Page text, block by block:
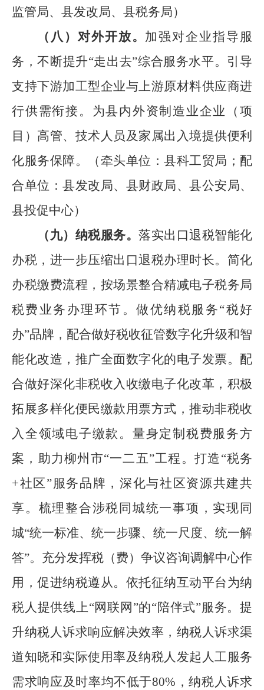
监管局、 县发改局、 县税务局）
（ 八 ） 对外开放。 加强对企业指导服
务，不断提升“走出去”综合服务水平。引导
支持下游加工型企业与上游原材料供应商进
行供需衔接。为县内外资制造业企业（项
目）高管、技术人员及家属出入境提供便利
化服务保障。
（牵头单位：县科工贸局 ； 配
合单位：县发改局、 县财政局、 县公安局、
县投促中心）
（九） 纳税服务。 落实出口退税智能化
办税，进一步压缩出口退税办理时长。 简化
办税缴费流程，按场景整合精减电子税务局
税费业务办理环节。做优纳税服务“税好
办”品牌 ，配合做好税收征管数字化升级和智
能化改造，推广全面数字化的电子发票。配
合做好深化非税收入收缴电子化改革，积极
拓展多样化便民缴款用票方式，推动非税收
入全领域电子缴款。 量身定制税费服务方
案，助力柳州市“一二五”工程。 打造“税务
+社区 ”服务品牌 ，深化与社区资源共建共
享。梳理整合涉税同城统一事项，实现同
城“统一标准、统一步骤、统一尺度、统一解
答”。 充分发挥税（费）争议咨询调解中心作
用，促进纳税遵从。依托征纳互动平台为纳
税人提供线上“网联网 ”的“陪伴式”服务。 提
升纳税人诉求响应解决效率， 纳税人诉求渠
道知晓和实际使用率及纳税人发起人工服务
需求响应及时率均不低于80% ，纳税人诉求